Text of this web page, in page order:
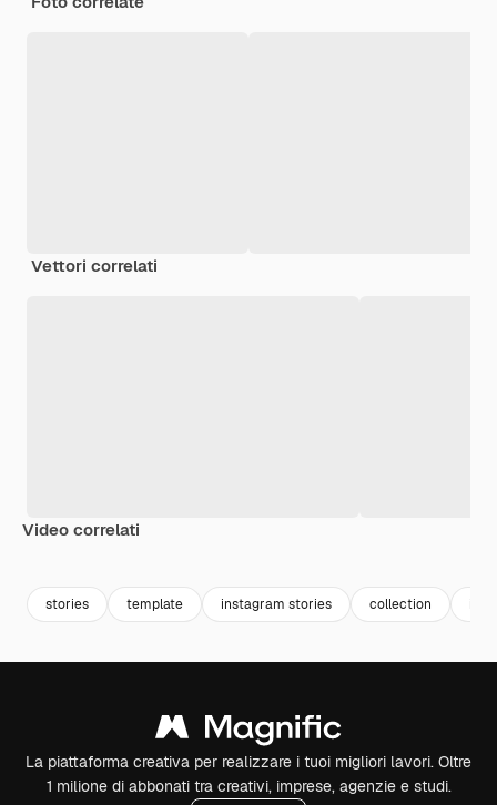
Vettori correlati
Video correlati
stories template instagram stories collection
La piattaforma creativa per realizzare i tuoi migliori lavori. Oltre
1 milione di abbonati tra creativi, imprese, agenzie e studi.